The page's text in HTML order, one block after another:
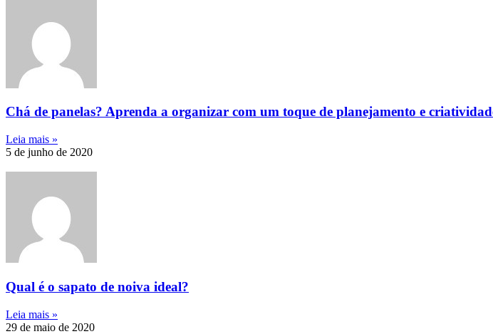
Chá de panelas? Aprenda a organizar com um toque de planejamento e
Leia mais »
5 de junho de 2020
Qual é o sapato de noiva ideal?
Leia mais »
29 de maio de 2020